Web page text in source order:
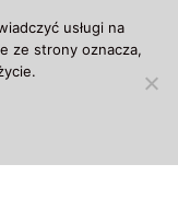
usługi na
ze strony oznacza,